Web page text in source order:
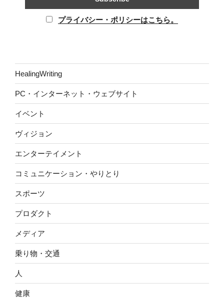
プライバシー・ポリシーはこちら。
HealingWriting
PC・インターネット・ウェブサイト
イベント
ヴィジョン
エンターテイメント
コミュニケーション・やりとり
スポーツ
プロダクト
メディア
乗り物・交通
人
健康